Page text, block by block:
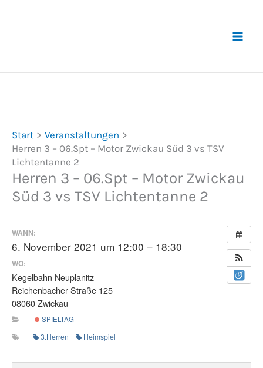
Start
Veranstaltungen
Herren 3 – 06.Spt – Motor Zwickau Süd 3 vs TSV
Lichtentanne 2
Herren 3 – 06.Spt – Motor Zwickau
Süd 3 vs TSV Lichtentanne 2
WANN:
6. November 2021 um 12:00 – 18:30
WO:
Kegelbahn Neuplanitz
Reichenbacher Straße 125
08060 Zwickau
SPIELTAG
3.Herren Heimspiel